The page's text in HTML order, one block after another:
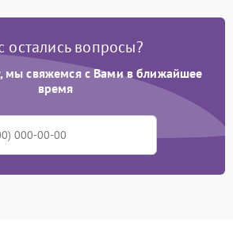
остались вопросы?
мы свяжемся с Вами в ближайшее
время